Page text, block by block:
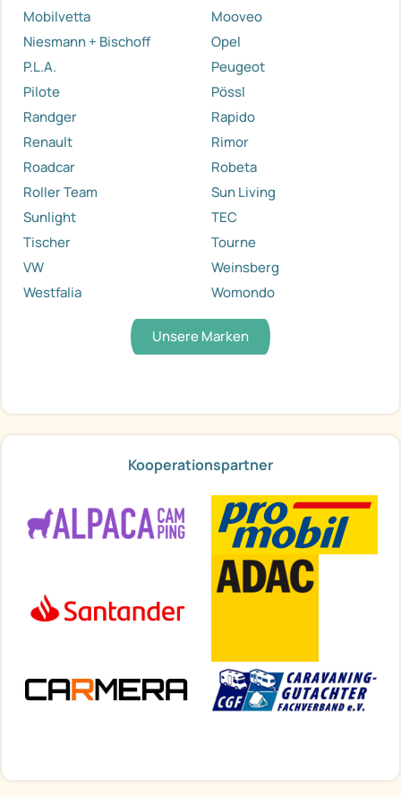
Mobilvetta
Mooveo
Niesmann + Bischoff
Opel
P.L.A.
Peugeot
Pilote
Pössl
Randger
Rapido
Renault
Rimor
Roadcar
Robeta
Roller Team
Sun Living
Sunlight
TEC
Tischer
Tourne
VW
Weinsberg
Westfalia
Womondo
Unsere Marken
Kooperationspartner